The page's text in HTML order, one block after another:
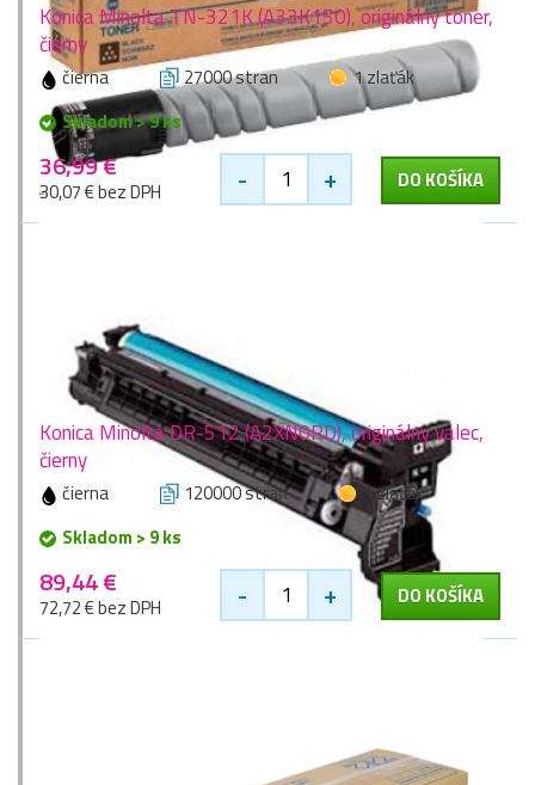
Konica Minolta TN-321K (A33K150), originálny toner,
čierny
čierna 27000 stran
1 zlaťák
Skladom > 9 ks
36,99 €
30,07 € bez DPH - + DO KOŠÍKA
Konica Minolta DR-512 (A2XN0RD), originálny valec,
čierny
čierna 120000 stran
1 zlaťák
Skladom > 9 ks
89,44 €
72,72 € bez DPH - + DO KOŠÍKA